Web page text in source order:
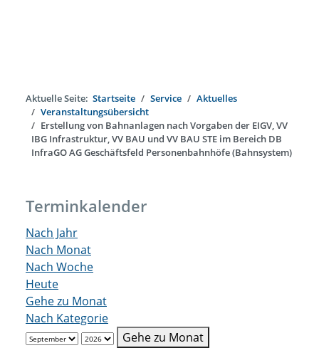
Aktuelle Seite: Startseite Service
Aktuelles
Veranstaltungsübersicht
Erstellung von Bahnanlagen nach Vorgaben der EIGV, VV
IBG Infrastruktur, VV BAU und VV BAU STE im Bereich DB
InfraGO AG Geschäftsfeld Personenbahnhöfe (Bahnsystem)
Terminkalender
Nach Jahr
Nach Monat
Nach Woche
Heute
Gehe zu Monat
Nach Kategorie
Gehe zu Monat